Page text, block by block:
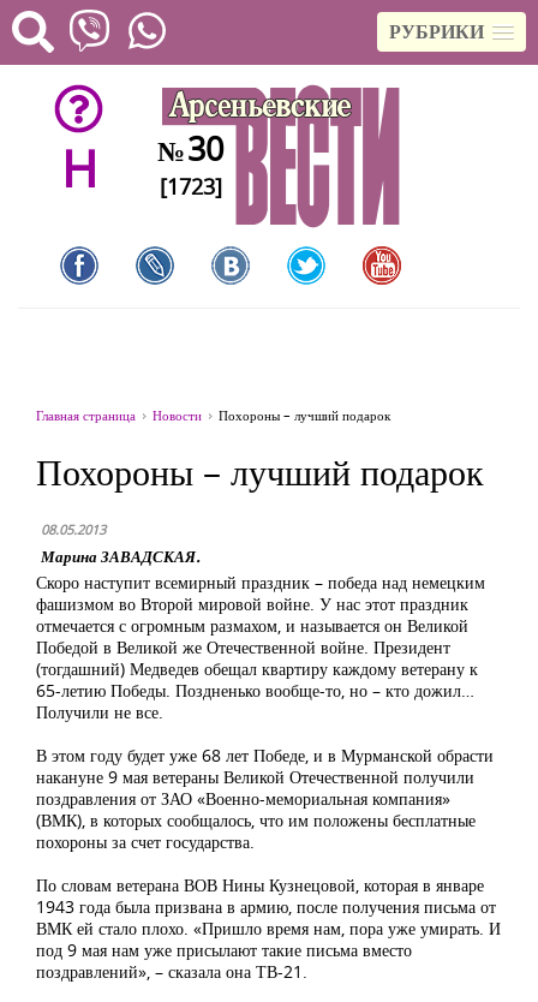
РУБРИКИ
H №30
[1723]
Главная страница Новости Похороны – лучший подарок
Похороны – лучший подарок
08.05.2013
Марина ЗАВАДСКАЯ.
Скоро наступит всемирный праздник – победа над немецким
фашизмом во Второй мировой войне. У нас этот праздник
отмечается с огромным размахом, и называется он Великой
Победой в Великой же Отечественной войне. Президент
(тогдашний) Медведев обещал квартиру каждому ветерану к
65-летию Победы. Поздненько вообще-то, но – кто дожил…
Получили не все.
В этом году будет уже 68 лет Победе, и в Мурманской обрасти
накануне 9 мая ветераны Великой Отечественной получили
поздравления от ЗАО «Военно-мемориальная компания»
(ВМК), в которых сообщалось, что им положены бесплатные
похороны за счет государства.
По словам ветерана ВОВ Нины Кузнецовой, которая в январе
1943 года была призвана в армию, после получения письма от
ВМК ей стало плохо. «Пришло время нам, пора уже умирать. И
под 9 мая нам уже присылают такие письма вместо
поздравлений», – сказала она ТВ-21.